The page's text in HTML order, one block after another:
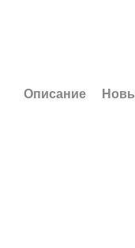
Описание